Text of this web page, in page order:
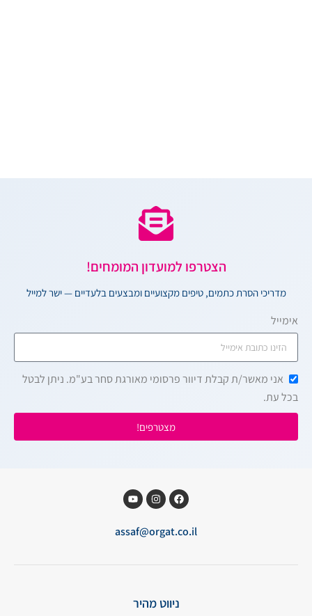
הצטרפו למועדון המומחים!
מדריכי הסרת כתמים, טיפים מקצועיים ומבצעים בלעדיים — ישר למייל
אימייל
אני מאשר/ת קבלת דיוור פרסומי מאורגת סחר בע"מ. ניתן לבטל
בכל עת.
מצטרפים!
assaf@orgat.co.il
ניווט מהיר